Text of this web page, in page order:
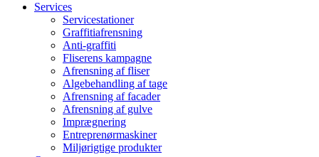
Services
Servicestationer
Graffitiafrensning
Anti-graffiti
Fliserens kampagne
Afrensning af fliser
Algebehandling af tage
Afrensning af facader
Afrensning af gulve
Imprægnering
Entreprenørmaskiner
Miljørigtige produkter